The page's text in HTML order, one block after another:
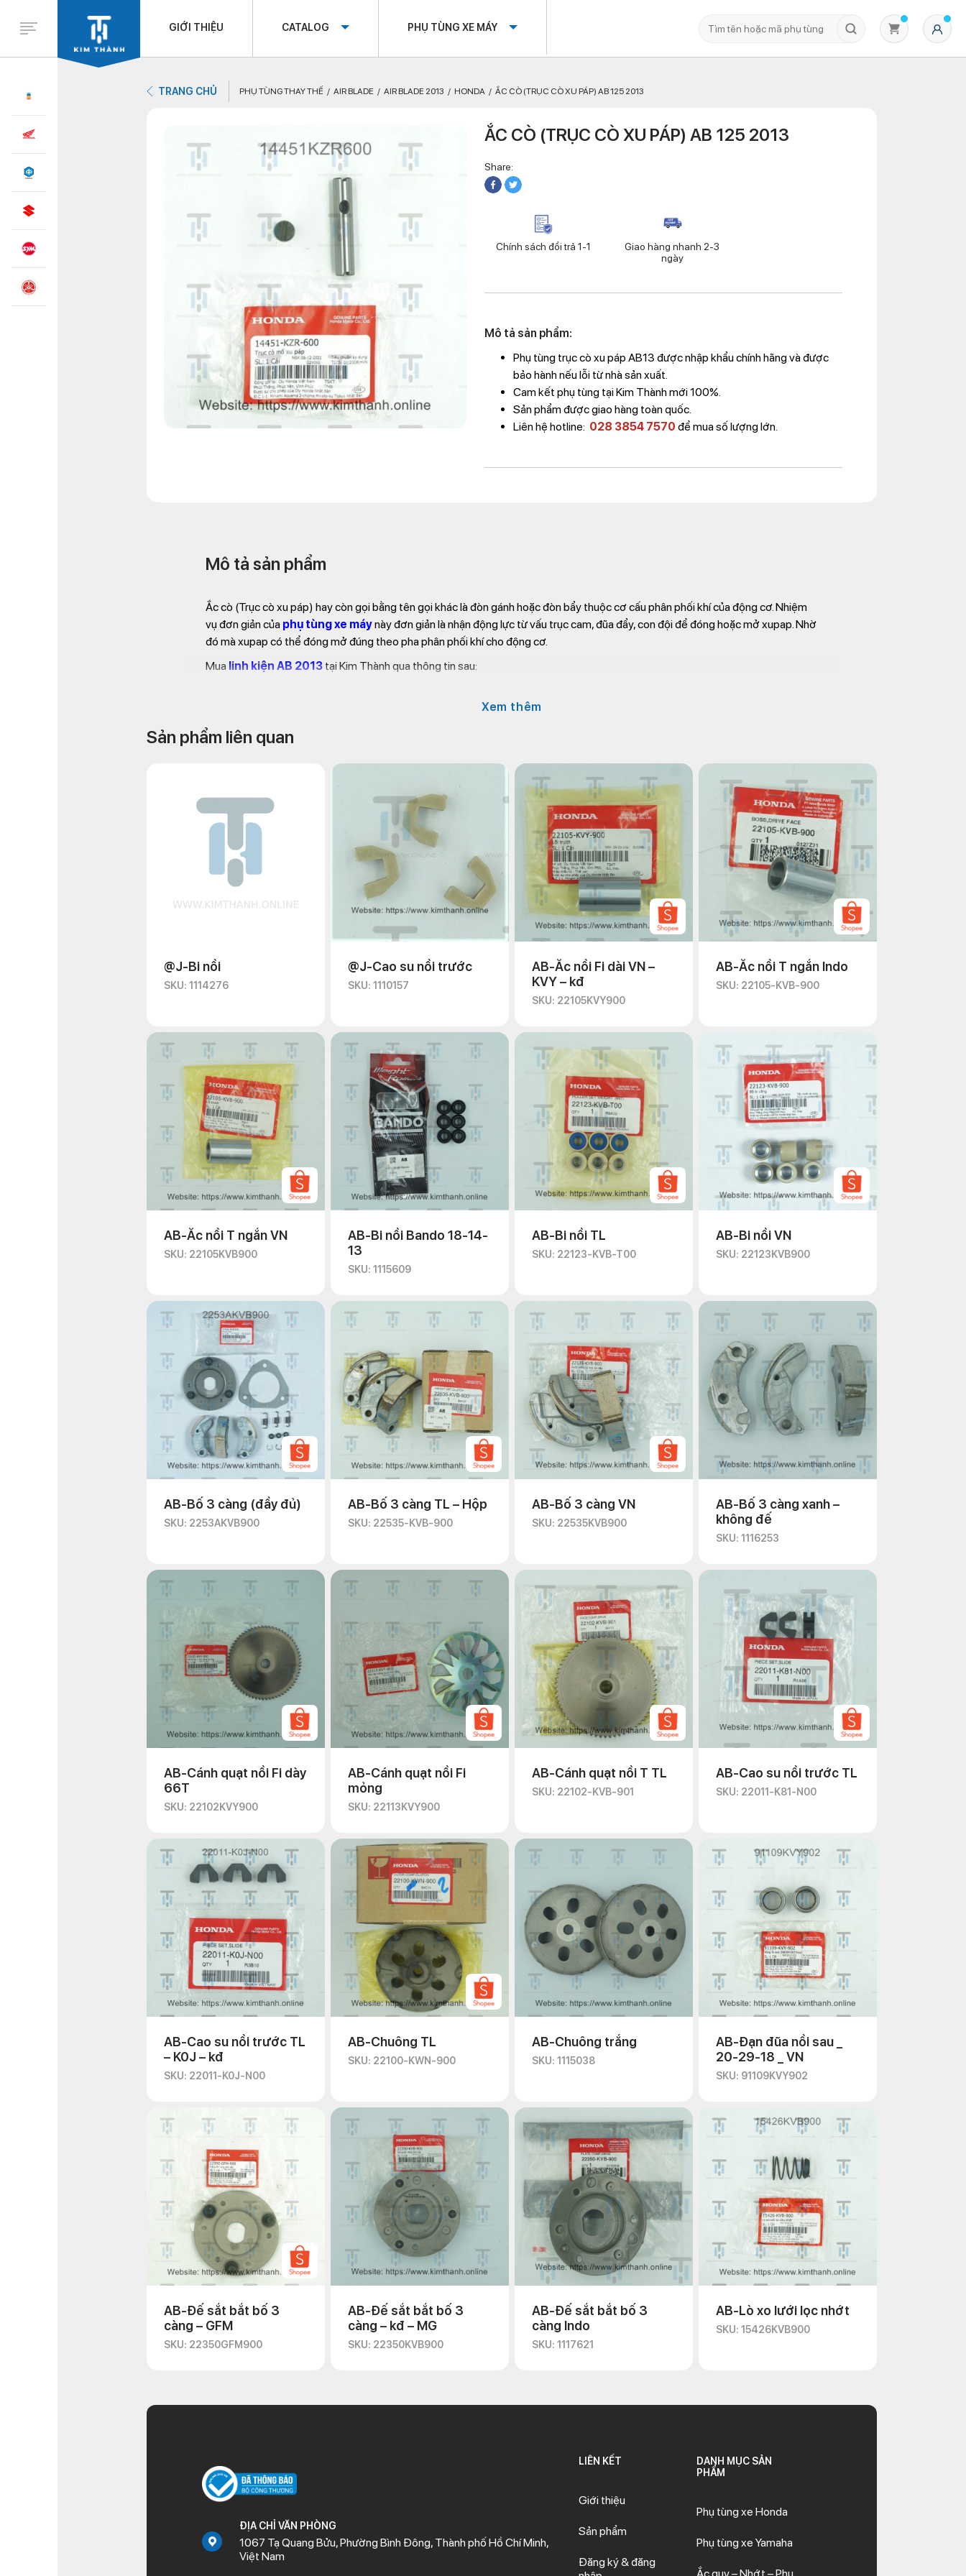
GIỚI THIỆU CATALOG PHỤ TÙNG XE MÁY
TRANG CHỦ PHỤ TÙNG THAY THẾ AIR BLADE AIR BLADE 2013 HONDA ẮC CÒ (TRỤC CÒ XU PÁP) AB 125 2013
ẮC CÒ (TRỤC CÒ XU PÁP) AB 125 2013
Share:
Chính sách đổi trả 1-1
Giao hàng nhanh 2-3
ngày
Mô tả sản phẩm:
Phụ tùng trục cò xu páp AB13 được nhập khẩu chính hãng và được
bảo hành nếu lỗi từ nhà sản xuất.
Cam kết phụ tùng tại Kim Thành mới 100%.
Sản phẩm được giao hàng toàn quốc.
Liên hệ hotline: 028 3854 7570 để mua số lượng lớn.
Mô tả sản phẩm
Ắc cò (Trục cò xu páp) hay còn gọi bằng tên gọi khác là đòn gánh hoặc đòn bẩy thuộc cơ cấu phân phối khí của động cơ. Nhiệm
vụ đơn giản của phụ tùng xe máynày đơn giản là nhận động lực từ vấu trục cam, đũa đẩy, con đội để đóng hoặc mở xupap. Nhờ
đó mà xupap có thể đóng mở đúng theo pha phân phối khí cho động cơ.
Mua linh kiện AB 2013 tại Kim Thành qua thông tin sau:
Email: chkimthanh72@gmail.com
Địa chỉ: 72 – 74 Phạm Hữu Chí, P.12, Q.5, TP.HCM
Xem thêm
Sản phẩm liên quan
@J-Bi nồi
SKU: 1114276
@J-Cao su nồi trước
SKU: 1110157
AB-Ắc nồi Fi dài VN –
KVY – kđ
SKU: 22105KVY900
AB-Ắc nồi T ngắn Indo
SKU: 22105-KVB-900
AB-Ắc nồi T ngắn VN
SKU: 22105KVB900
AB-Bi nồi Bando 18-14-
13
SKU: 1115609
AB-Bi nồi TL
SKU: 22123-KVB-T00
AB-Bi nồi VN
SKU: 22123KVB900
AB-Bố 3 càng (đầy đủ)
SKU: 2253AKVB900
AB-Bố 3 càng TL – Hộp
SKU: 22535-KVB-900
AB-Bố 3 càng VN
SKU: 22535KVB900
AB-Bố 3 càng xanh –
không đế
SKU: 1116253
AB-Cánh quạt nồi Fi dày
66T
SKU: 22102KVY900
AB-Cánh quạt nồi Fi
mỏng
SKU: 22113KVY900
AB-Cánh quạt nồi T TL
SKU: 22102-KVB-901
AB-Cao su nồi trước TL
SKU: 22011-K81-N00
AB-Cao su nồi trước TL
– K0J – kđ
SKU: 22011-K0J-N00
AB-Chuông TL
SKU: 22100-KWN-900
AB-Chuông trắng
SKU: 1115038
AB-Đạn đũa nồi sau _
20-29-18 _ VN
SKU: 91109KVY902
AB-Đế sắt bắt bố 3
càng – GFM
SKU: 22350GFM900
AB-Đế sắt bắt bố 3
càng – kđ – MG
SKU: 22350KVB900
AB-Đế sắt bắt bố 3
càng Indo
SKU: 1117621
AB-Lò xo lưới lọc nhớt
SKU: 15426KVB900
ĐỊA CHỈ VĂN PHÒNG
1067 Tạ Quang Bửu, Phường Bình Đông, Thành phố Hồ Chí Minh,
Việt Nam
LIÊN KẾT
Giới thiệu
Sản phẩm
Đăng ký & đăng
DANH MỤC SẢN
PHẨM
Phụ tùng xe Honda
Phụ tùng xe Yamaha